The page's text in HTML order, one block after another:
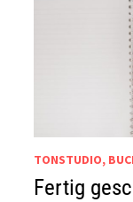
TONSTUDIO,
Fertig